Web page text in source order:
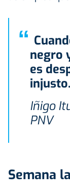
“ Cuando pintan un cuadro
negro
es
injusto.
Iñigo
PNV
Semana